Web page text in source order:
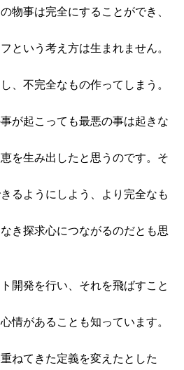
物事は完全にすることができ、
という考え方は生まれません。
、不完全なもの作ってしまう。
が起こっても最悪の事は起きな
を生み出したと思うのです。そ
るようにしよう、より完全なも
き探求心につながるのだとも思
開発を行い、それを飛ばすこと
情があることも知っています。
ねてきた定義を変えたとした